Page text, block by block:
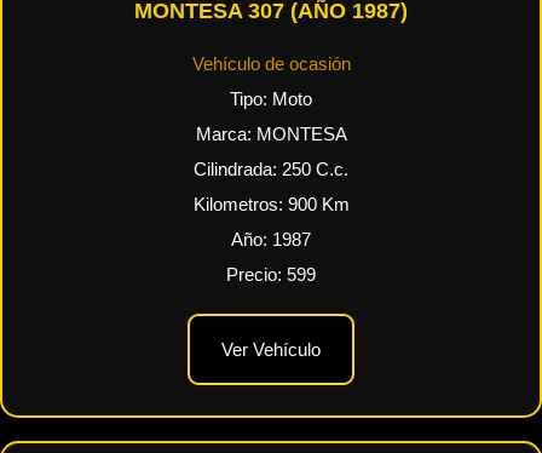
MONTESA 307 (AÑO 1987)
Vehículo de ocasión
Tipo: Moto
Marca: MONTESA
Cilindrada: 250 C.c.
Kilometros: 900Km
Año: 1987
Precio: 599
Ver Vehículo